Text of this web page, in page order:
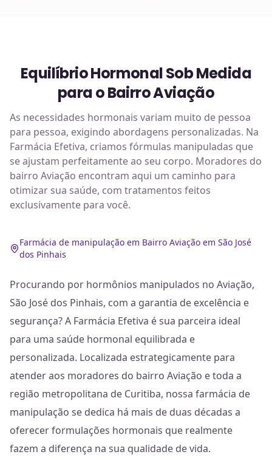
Equilíbrio Hormonal Sob Medida
para o Bairro Aviação
As necessidades hormonais variam muito de pessoa
para pessoa, exigindo abordagens personalizadas. Na
Farmácia Efetiva, criamos fórmulas manipuladas que
se ajustam perfeitamente ao seu corpo. Moradores do
bairro Aviação encontram aqui um caminho para
otimizar sua saúde, com tratamentos feitos
exclusivamente para você.
Farmácia de manipulação em Bairro Aviação em São José
dos Pinhais
Procurando por hormônios manipulados no Aviação,
São José dos Pinhais, com a garantia de excelência e
segurança? A Farmácia Efetiva é sua parceira ideal
para uma saúde hormonal equilibrada e
personalizada. Localizada estrategicamente para
atender aos moradores do bairro Aviação e toda a
região metropolitana de Curitiba, nossa farmácia de
manipulação se dedica há mais de duas décadas a
oferecer formulações hormonais que realmente
fazem a diferença na sua qualidade de vida.